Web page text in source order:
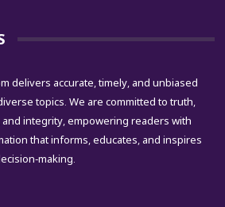
delivers accurate, timely, and unbiased
topics. We are committed to truth,
integrity, empowering readers with
that informs, educates, and inspires
making.